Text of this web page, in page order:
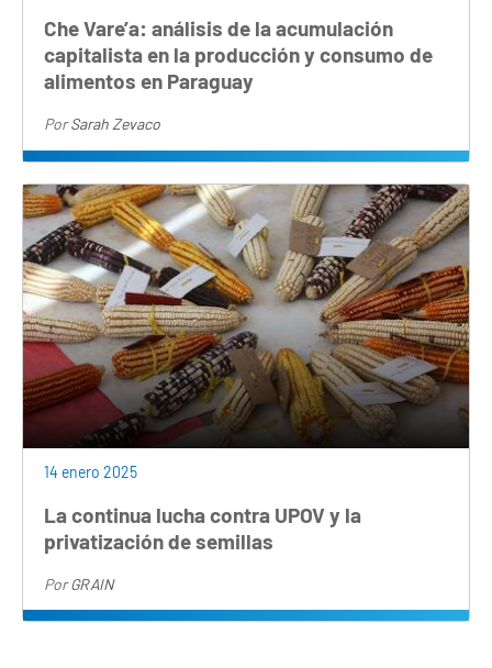
Che Vare’a: análisis de la acumulación
capitalista en la producción y consumo de
alimentos en Paraguay
PorSarah Zevaco
14 enero 2025
La continua lucha contra UPOV y la
privatización de semillas
PorGRAIN